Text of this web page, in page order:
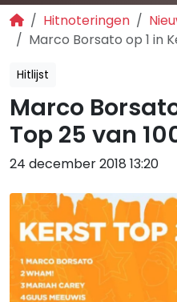
Hitnoteringen
Marco Borsato op 1 in
Hitlijst
Marco
Top 25 van
24 december 2018 13:20